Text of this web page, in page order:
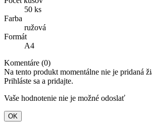
50 ks
Farba
ružová
Formát
A4
Komentáre (0)
Na tento produkt momentálne nie je pridaná
Prihláste sa a pridajte.
Vaše hodnotenie nie je možné odoslať
OK